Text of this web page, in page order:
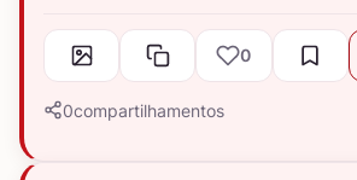
0
0compartilhamentos